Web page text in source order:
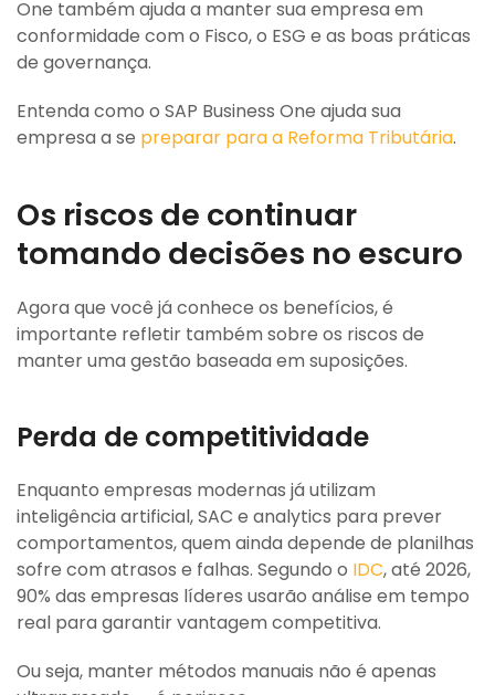
One também ajuda a manter sua empresa em
conformidade com o Fisco, o ESG e as boas práticas
de governança.
Entenda como o SAP Business One ajuda sua
empresa a se preparar para a Reforma Tributária.
Os riscos de continuar
tomando decisões no escuro
Agora que você já conhece os benefícios, é
importante refletir também sobre os riscos de
manter uma gestão baseada em suposições.
Perda de competitividade
Enquanto empresas modernas já utilizam
inteligência artificial, SAC e analytics para prever
comportamentos, quem ainda depende de planilhas
sofre com atrasos e falhas. Segundo o IDC, até 2026,
90% das empresas líderes usarão análise em tempo
real para garantir vantagem competitiva.
Ou seja, manter métodos manuais não é apenas